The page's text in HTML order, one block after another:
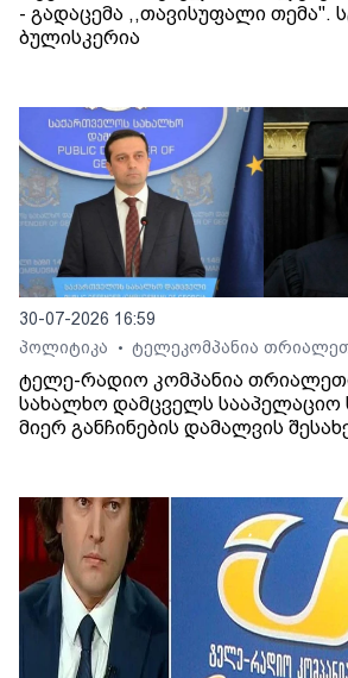
- გადაცემა ,,თავისუფალი თემა".
ბულისკერია
30-07-2026 16:59
პოლიტიკა
• ტელეკომპანია
ტელე-რადიო კომპანია
სახალხო დამცველს
მიერ განჩინების დამალვის